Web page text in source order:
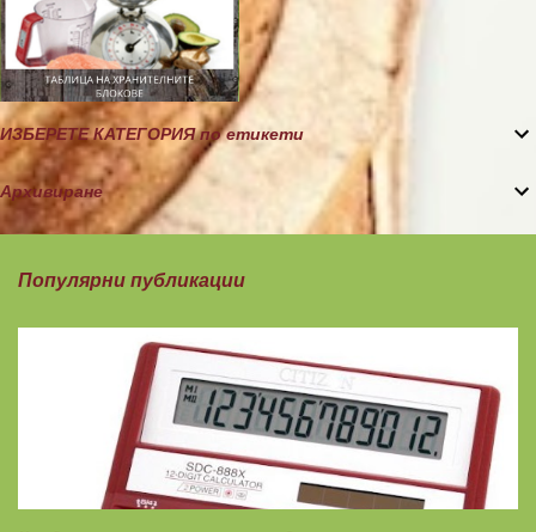
ИЗБЕРЕТЕ КАТЕГОРИЯ по етикети
Архивиране
Популярни публикации